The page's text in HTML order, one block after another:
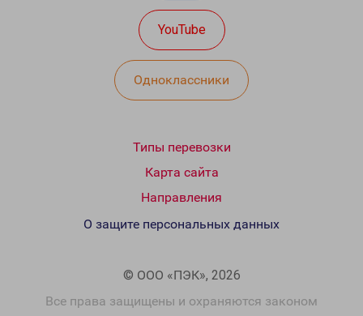
YouTube
Одноклассники
Типы перевозки
Карта сайта
Направления
© ООО «ПЭК», 2026
Все права защищены и охраняются законом
О защите персональных данных